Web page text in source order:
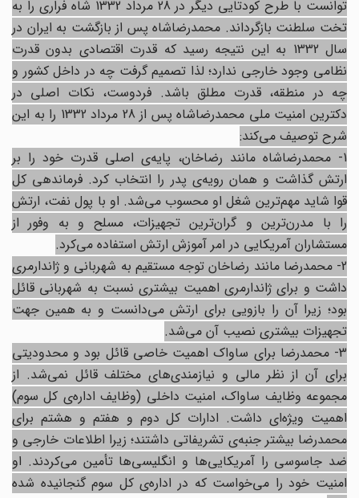
توانست با طرح کودتایی دیگر در 28 مرداد 1332 شاه فراری را به
تخت سلطنت بازگرداند. محمدرضاشاه پس از بازگشت به ایران در
سال 1332 به این نتیجه رسید که قدرت اقتصادی بدون قدرت
نظامی وجود خارجی ندارد؛ لذا تصمیم گرفت چه در داخل کشور و
چه در منطقه، قدرت مطلق باشد. فردوست، نکات اصلی در
دکترین امنیت ملی محمدرضاشاه پس از 28 مرداد 1332 را به این
شرح توصیف می‌کند:
1- محمدرضاشاه مانند رضاخان، پایه‌ی اصلی قدرت خود را بر
ارتش گذاشت و همان رویه‌ی پدر را انتخاب کرد. فرماندهی کل
قوا شاید مهم‌ترین شغل او محسوب می‌شد. او با پول نفت، ارتش
را با مدرن‌ترین و گران‌ترین تجهیزات، مسلح و به وفور از
مستشاران آمریکایی در امر آموزش ارتش استفاده می‌کرد.
2- محمدرضا مانند رضاخان توجه مستقیم به شهربانی و ژاندارمری
داشت و برای ژاندارمری اهمیت بیشتری نسبت به شهربانی قائل
بود؛ زیرا آن را بازویی برای ارتش می‌دانست و به همین جهت
تجهیزات بیشتری نصیب آن می‌شد.
3- محمدرضا برای ساواک اهمیت خاصی قائل بود و محدودیتی
برای آن از نظر مالی و نیازمندی‌های مختلف قائل نمی‌شد. از
مجموعه وظایف ساواک، امنیت داخلی (وظایف اداره‌ی کل سوم)
اهمیت ویژه‌ای داشت. ادارات کل دوم و هفتم و هشتم برای
محمدرضا بیشتر جنبه‌ی تشریفاتی داشتند؛ زیرا اطلاعات خارجی و
ضد جاسوسی را آمریکایی‌ها و انگلیسی‌ها تأمین می‌کردند. او
امنیت خود را می‌خواست که در اداره‌ی کل سوم گنجانیده شده